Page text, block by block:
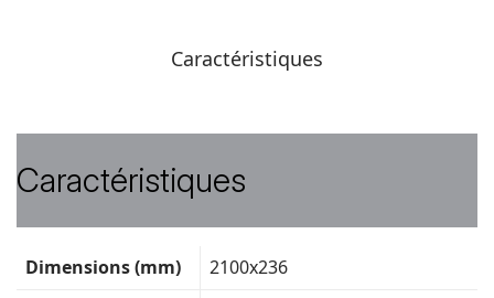
Caractéristiques
Caractéristiques
technique
Dimensions (mm)
2100x236